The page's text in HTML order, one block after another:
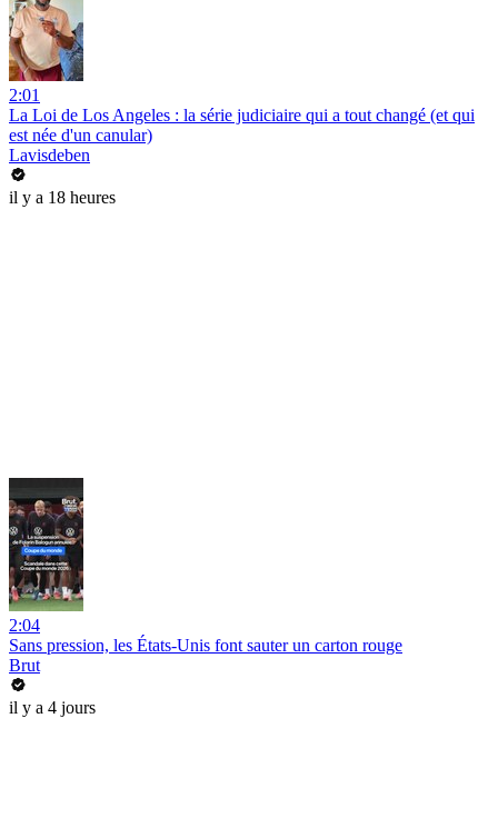
2:01
La Loi de Los Angeles : la série judiciaire qui a tout changé (et qui
est née d'un canular)
Lavisdeben
il y a 18 heures
2:04
Sans pression, les États-Unis font sauter un carton rouge
Brut
il y a 4 jours